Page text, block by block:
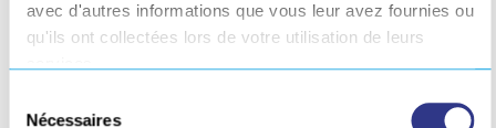
avec d'autres informations que vous leur avez fournies ou
qu'ils ont collectées lors de votre utilisation de leurs
Nécessaires
Pour l’usinage de nid d’abeille, le robot
d’usinage est équipé d’outils coupants
spécifiques pour obtenir une qualité optimale.